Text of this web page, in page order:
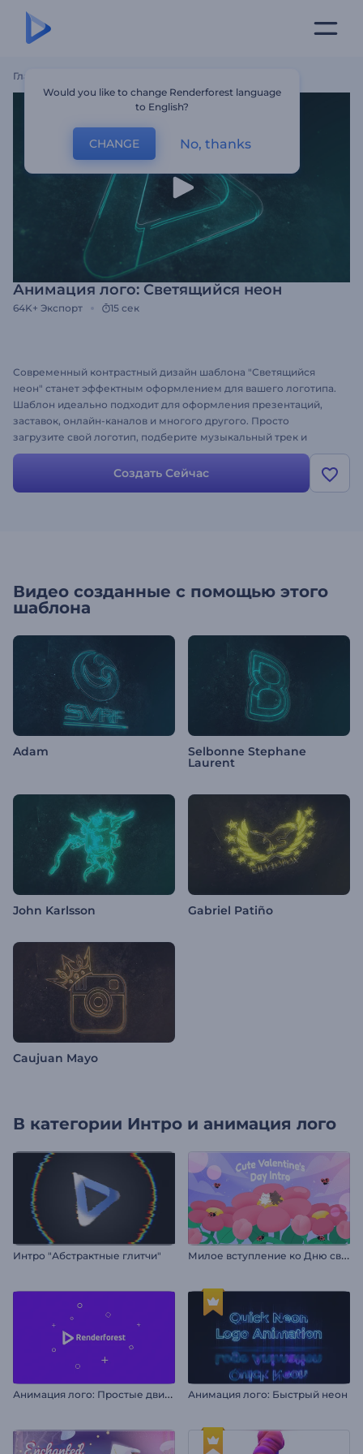
Главная
Анимация лого: Светящийся неон
64K+ Экспорт 15 сек
Современный контрастный дизайн шаблона "Светящийся
неон" станет эффектным оформлением для вашего логотипа.
Шаблон идеально подходит для оформления презентаций,
заставок, онлайн-каналов и многого другого. Просто
загрузите свой логотип, подберите музыкальный трек и
получите анимацию логотипа за считанные минуты. Создайте
свой ролик с неоновым эффектом!
Создать Сейчас
Видео созданные с помощью этого
шаблона
Adam Selbonne Stephane
Laurent
John Karlsson Gabriel Patiño
Caujuan Mayo
В категории Интро и анимация лого
Интро "Абстрактные глитчи" М
илое вступление ко Дню святого Валентина
А
нимация лого: Простые движения Анимация лого: Быстрый неон
Would you like to change Renderforest language
to English?
CHANGE No, thanks